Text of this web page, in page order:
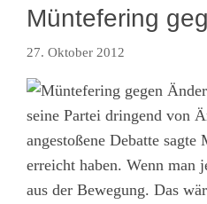
Müntefering
27. Oktober 2012
seine Partei dringend von
angestoßene Debatte
erreicht haben. Wenn man
aus der Bewegung. Das